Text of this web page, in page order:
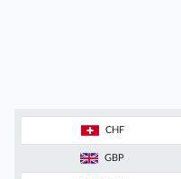
CHF
GBP